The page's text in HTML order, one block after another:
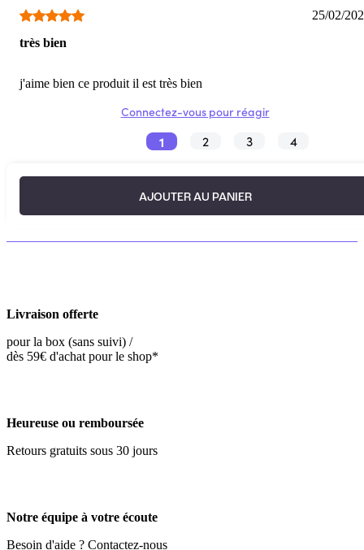
25/02/
très bien
j'aime bien ce produit il est très bien
Connectez-vous pour réagir
1 2 3 4
AJOUTER AU PANIER
Livraison offerte
pour la box (sans suivi) /
dès 59€ d'achat pour le shop*
Heureuse ou remboursée
Retours gratuits sous 30 jours
Notre équipe à votre écoute
Besoin d'aide ? Contactez-nous